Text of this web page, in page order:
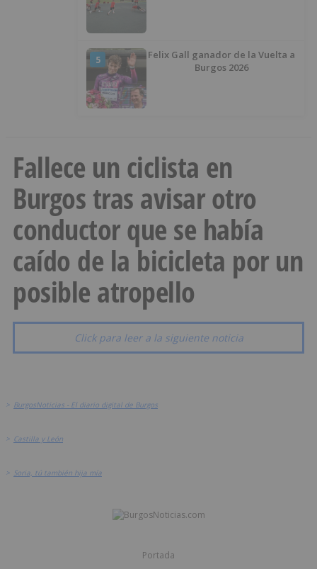
5
Felix Gall ganador de la Vuelta a
Burgos 2026
Fallece un ciclista en
Burgos tras avisar otro
conductor que se había
caído de la bicicleta por un
posible atropello
Click para leer a la siguiente noticia
> BurgosNoticias - El diario digital de Burgos
> Castilla y León
> Soria, tú también hija mía
Portada